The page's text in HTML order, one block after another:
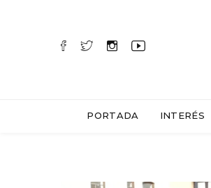
PORTADA INTERÉS